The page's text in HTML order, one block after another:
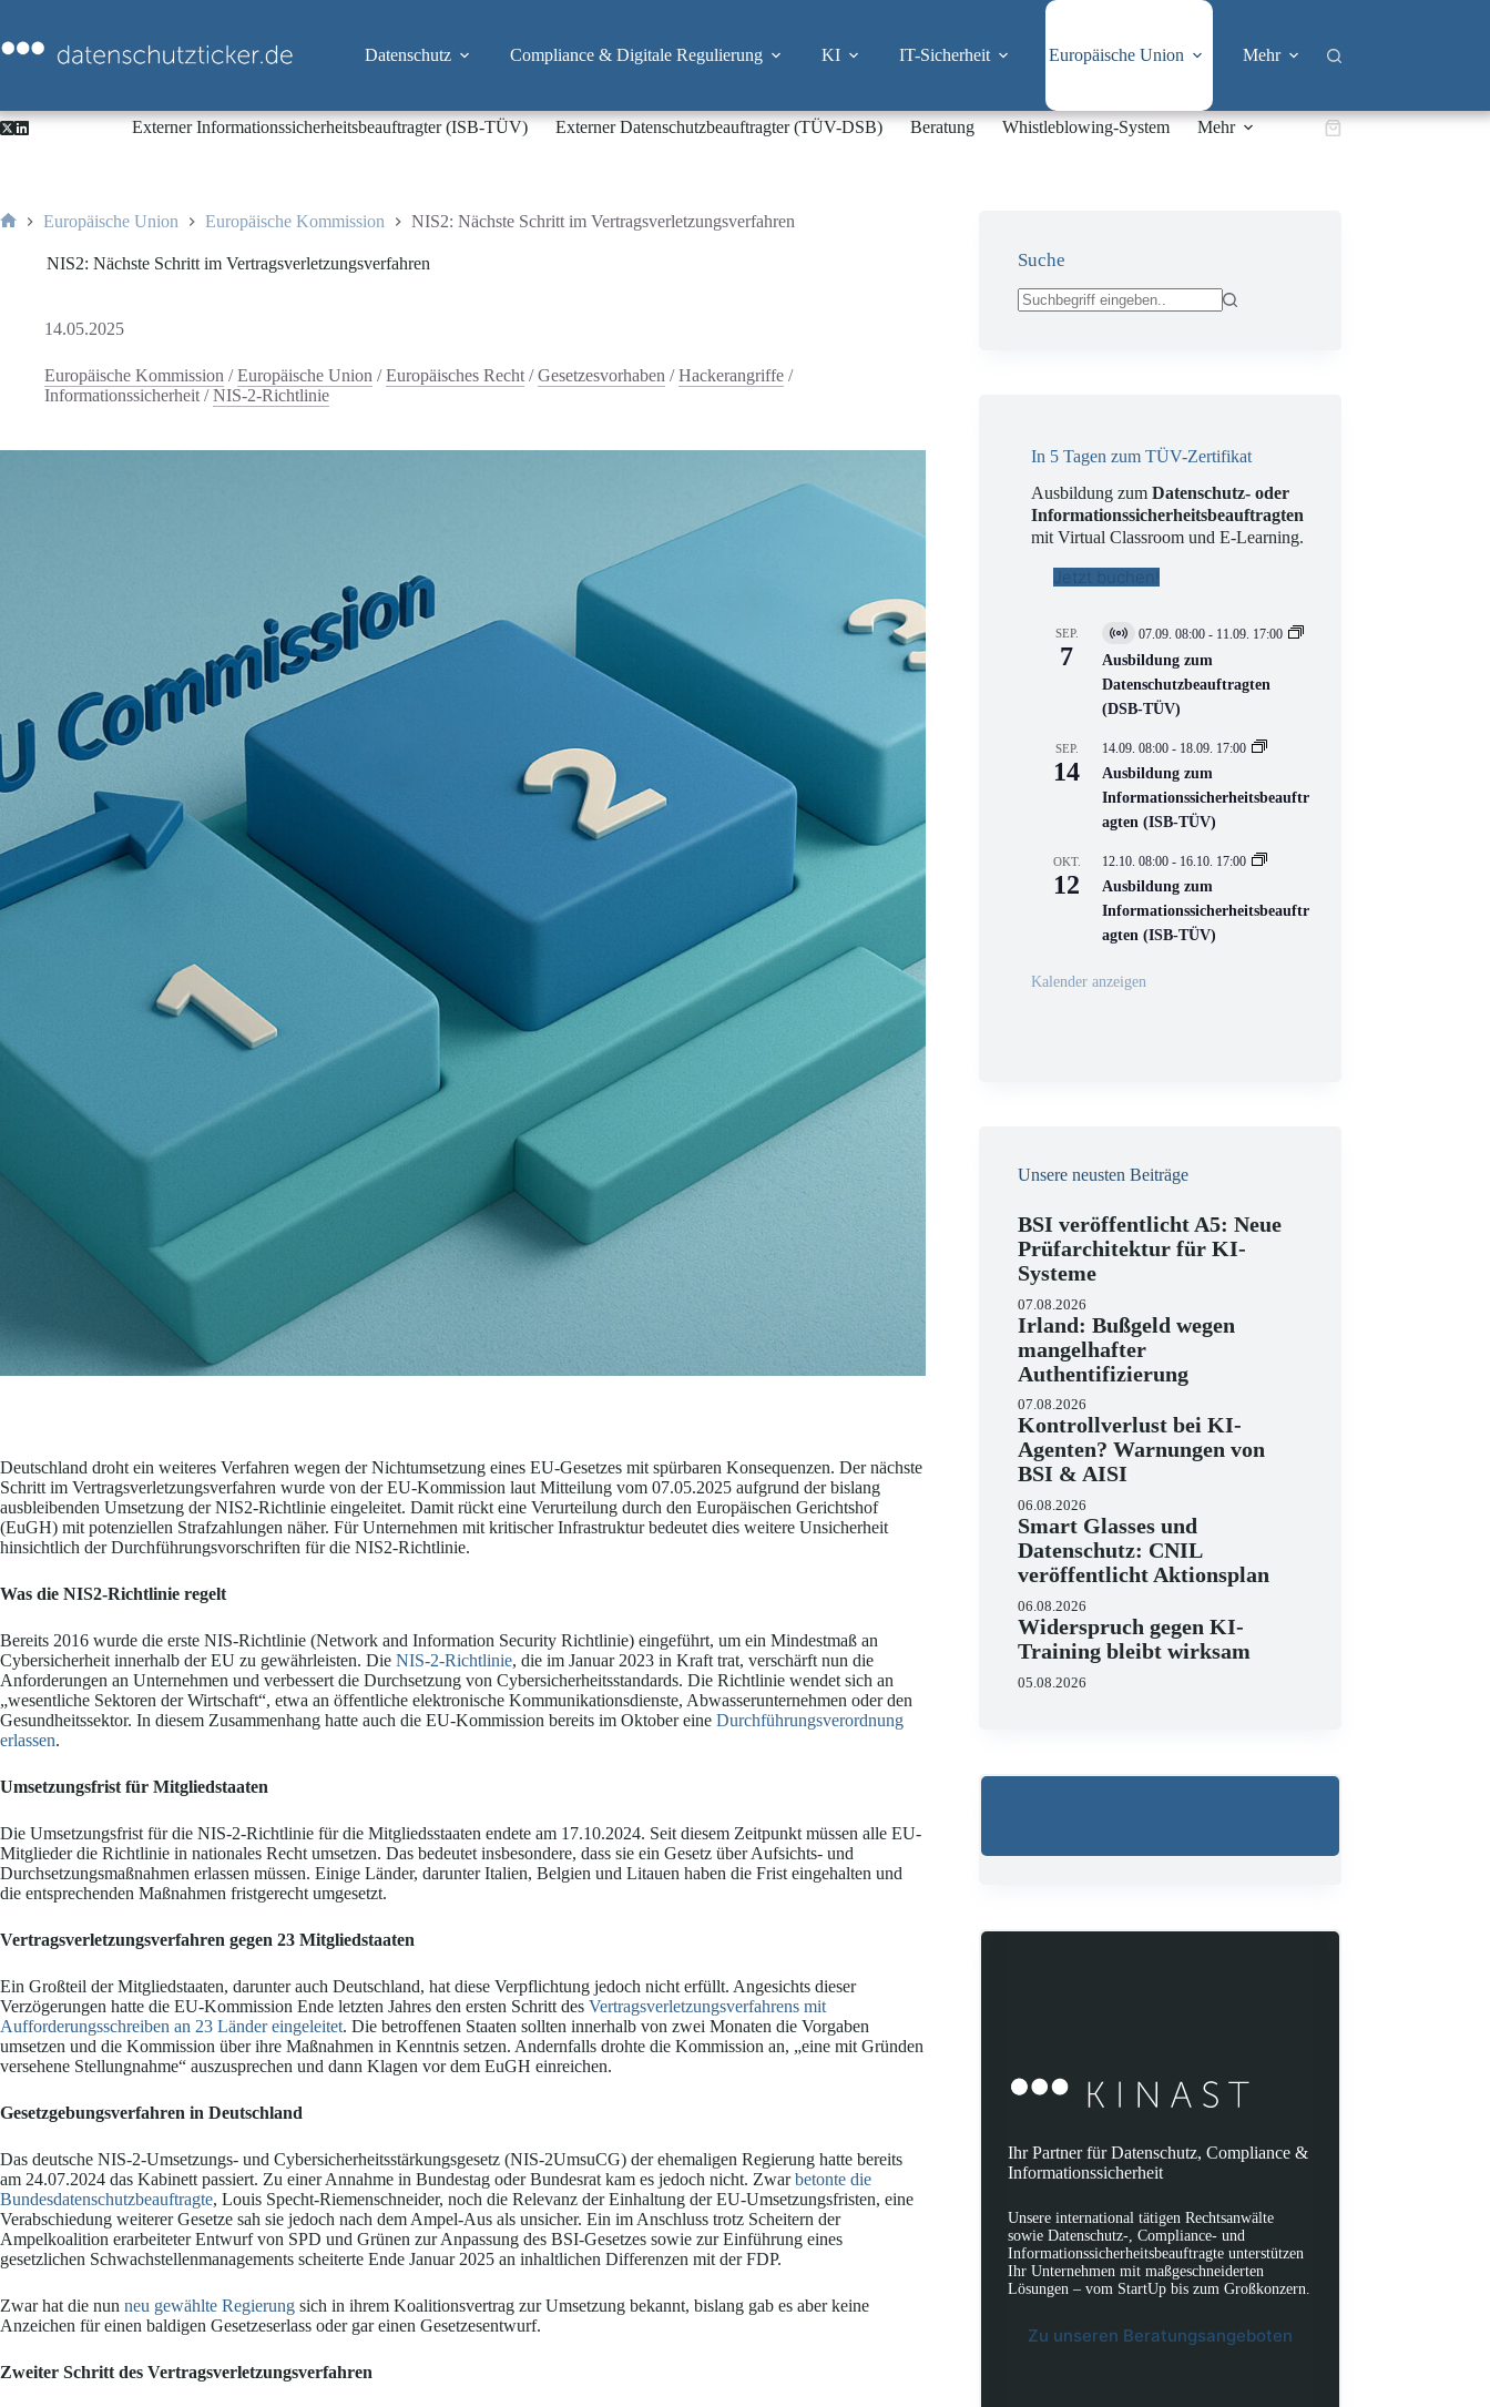
springen
Datenschutz Compliance & Digitale Regulierung KI IT-Sicherheit Europäische Union Mehr
Externer Informationssicherheitsbeauftragter (ISB-TÜV) Externer Datenschutzbeauftragter (TÜV-DSB) Beratung Whistleblowing-System Mehr Warenkorb
Europäische Union Europäische Kommission NIS2: Nächste Schritt im Vertragsverletzungsverfahren
NIS2: Nächste Schritt im Vertragsverletzungsverfahren
14.05.2025
Europäische Kommission /Europäische Union /Europäisches Recht /Gesetzesvorhaben /Hackerangriffe /
Informationssicherheit /NIS-2-Richtlinie
Deutschland droht ein weiteres Verfahren wegen der Nichtumsetzung eines EU-Gesetzes mit spürbaren Konsequenzen. Der nächste
Schritt im Vertragsverletzungsverfahren wurde von der EU-Kommission laut Mitteilung vom 07.05.2025 aufgrund der bislang
ausbleibenden Umsetzung der NIS2-Richtlinie eingeleitet. Damit rückt eine Verurteilung durch den Europäischen Gerichtshof
(EuGH) mit potenziellen Strafzahlungen näher. Für Unternehmen mit kritischer Infrastruktur bedeutet dies weitere Unsicherheit
hinsichtlich der Durchführungsvorschriften für die NIS2-Richtlinie.
Was die NIS2-Richtlinie regelt
Bereits 2016 wurde die erste NIS-Richtlinie (Network and Information Security Richtlinie) eingeführt, um ein Mindestmaß an
Cybersicherheit innerhalb der EU zu gewährleisten. Die NIS-2-Richtlinie, die im Januar 2023 in Kraft trat, verschärft nun die
Anforderungen an Unternehmen und verbessert die Durchsetzung von Cybersicherheitsstandards. Die Richtlinie wendet sich an
„wesentliche Sektoren der Wirtschaft“, etwa an öffentliche elektronische Kommunikationsdienste, Abwasserunternehmen oder den
Gesundheitssektor. In diesem Zusammenhang hatte auch die EU-Kommission bereits im Oktober eine Durchführungsverordnung
erlassen.
Umsetzungsfrist für Mitgliedstaaten
Die Umsetzungsfrist für die NIS-2-Richtlinie für die Mitgliedsstaaten endete am 17.10.2024. Seit diesem Zeitpunkt müssen alle EU-
Mitglieder die Richtlinie in nationales Recht umsetzen. Das bedeutet insbesondere, dass sie ein Gesetz über Aufsichts- und
Durchsetzungsmaßnahmen erlassen müssen. Einige Länder, darunter Italien, Belgien und Litauen haben die Frist eingehalten und
die entsprechenden Maßnahmen fristgerecht umgesetzt.
Vertragsverletzungsverfahren gegen 23 Mitgliedstaaten
Ein Großteil der Mitgliedstaaten, darunter auch Deutschland, hat diese Verpflichtung jedoch nicht erfüllt. Angesichts dieser
Verzögerungen hatte die EU-Kommission Ende letzten Jahres den ersten Schritt des Vertragsverletzungsverfahrens mit
Aufforderungsschreiben an 23 Länder eingeleitet. Die betroffenen Staaten sollten innerhalb von zwei Monaten die Vorgaben
umsetzen und die Kommission über ihre Maßnahmen in Kenntnis setzen. Andernfalls drohte die Kommission an, „eine mit Gründen
versehene Stellungnahme“ auszusprechen und dann Klagen vor dem EuGH einreichen.
Gesetzgebungsverfahren in Deutschland
Das deutsche NIS-2-Umsetzungs- und Cybersicherheitsstärkungsgesetz (NIS-2UmsuCG) der ehemaligen Regierung hatte bereits
am 24.07.2024 das Kabinett passiert. Zu einer Annahme in Bundestag oder Bundesrat kam es jedoch nicht. Zwarbetonte die
Bundesdatenschutzbeauftragte, Louis Specht-Riemenschneider, noch die Relevanz der Einhaltung der EU-Umsetzungsfristen, eine
Verabschiedung weiterer Gesetze sah sie jedoch nach dem Ampel-Aus als unsicher. Ein im Anschluss trotz Scheitern der
Ampelkoalition erarbeiteter Entwurf von SPD und Grünen zur Anpassung des BSI-Gesetzes sowie zur Einführung eines
gesetzlichen Schwachstellenmanagements scheiterte Ende Januar 2025 an inhaltlichen Differenzen mit der FDP.
Zwar hat die nun neu gewählte Regierung sich in ihrem Koalitionsvertrag zur Umsetzung bekannt, bislang gab es aber keine
Anzeichen für einen baldigen Gesetzeserlass oder gar einen Gesetzesentwurf.
Zweiter Schritt des Vertragsverletzungsverfahren
Suche
In 5 Tagen zum TÜV-Zertifikat
Ausbildung zumDatenschutz- oder
Informationssicherheitsbeauftragten
mit Virtual Classroom und E-Learning.
Jetzt buchen!
SEP.
7
V
i
t
u
l
V
e
r
n
s
t
a
t
n
07.09. 08:00 - 11.09. 17:00
Ausbildung zum
Datenschutzbeauftragten
(DSB-TÜV)
SEP.
14
14.09. 08:00 - 18.09. 17:00
Ausbildung zum
Informationssicherheitsbeauftr
agten (ISB-TÜV)
OKT.
12
12.10. 08:00 - 16.10. 17:00
Ausbildung zum
Informationssicherheitsbeauftr
agten (ISB-TÜV)
Kalender anzeigen
Unsere neusten Beiträge
BSI veröffentlicht A5: Neue
Prüfarchitektur für KI-
Systeme
07.08.2026
Irland: Bußgeld wegen
mangelhafter
Authentifizierung
07.08.2026
Kontrollverlust bei KI-
Agenten? Warnungen von
BSI & AISI
06.08.2026
Smart Glasses und
Datenschutz: CNIL
veröffentlicht Aktionsplan
06.08.2026
Widerspruch gegen KI-
Training bleibt wirksam
05.08.2026
Ihr Partner für Datenschutz, Compliance &
Informationssicherheit
Unsere international tätigen Rechtsanwälte
sowie Datenschutz-, Compliance- und
Informationssicherheitsbeauftragte unterstützen
Ihr Unternehmen mit maßgeschneiderten
Lösungen – vom StartUp bis zum Großkonzern.
Zu unseren Beratungsangeboten